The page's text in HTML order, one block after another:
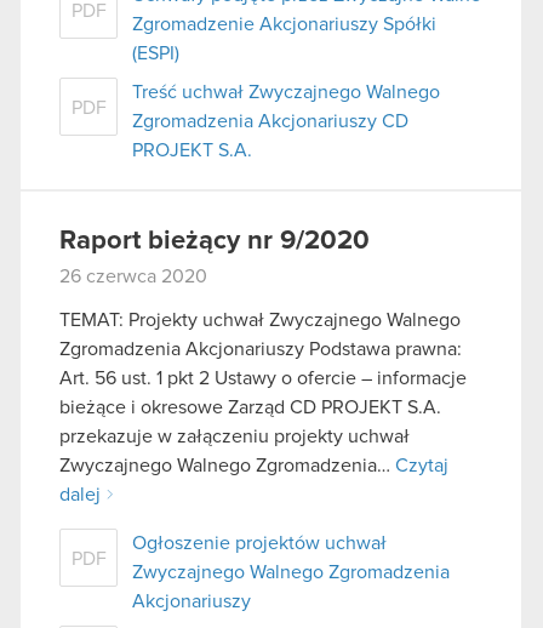
korzystanie z naszej witryny, zgadasz się na
używanie plików cookie.
PDF
Zgromadzenie Akcjonariuszy Spółki
(ESPI)
PDF
Treść uchwał Zwyczajnego Walnego
Zgromadzenia Akcjonariuszy CD
PROJEKT S.A.
Raport bieżący nr 9/2020
26 czerwca 2020
TEMAT: Projekty uchwał Zwyczajnego Walnego
Zgromadzenia Akcjonariuszy Podstawa prawna:
Art. 56 ust. 1 pkt 2 Ustawy o ofercie – informacje
bieżące i okresowe Zarząd CD PROJEKT S.A.
przekazuje w załączeniu projekty uchwał
Zwyczajnego Walnego Zgromadzenia… Czytaj
dalej
PDF
Ogłoszenie projektów uchwał
Zwyczajnego Walnego Zgromadzenia
Akcjonariuszy